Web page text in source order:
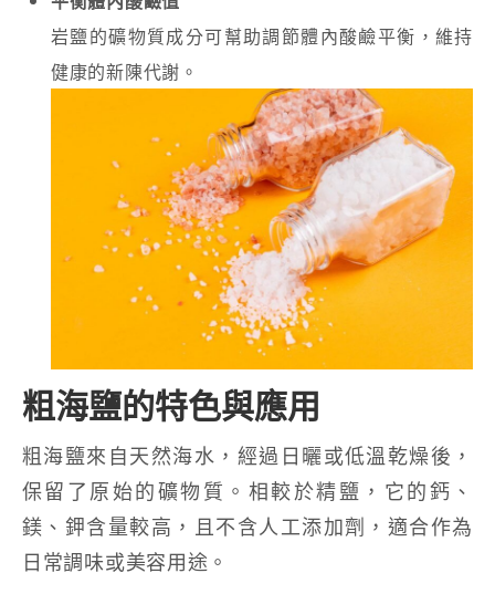
岩鹽的礦物質成分可幫助調節體內酸鹼平衡，維持
健康的新陳代謝。
粗海鹽的特色與應用
粗海鹽來自天然海水，經過日曬或低溫乾燥後，
保留了原始的礦物質。相較於精鹽，它的鈣、
鎂、鉀含量較高，且不含人工添加劑，適合作為
日常調味或美容用途。